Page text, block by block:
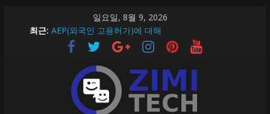
일요일, 8월 9, 2026
최근: AEP(외국인 고용허가)에 대해
ZimiTech 온라인 마케터 채용
ZimiTech Inc Job Opening 2020
필리핀 생활 정보 > 필리핀에서 조심해야할 5가지 !
필리핀에 대한 간단 정보!